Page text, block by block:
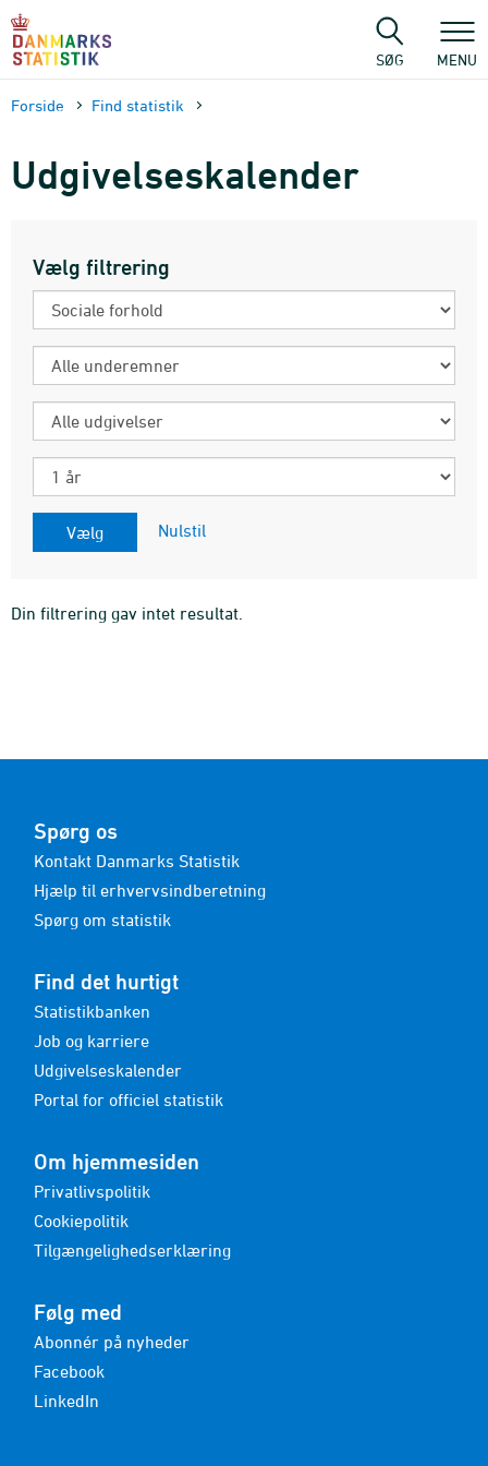
sidens
SØG MENU
Forside Find statistik
Udgivelseskalender
Vælg filtrering
Emnegruppe
Underemne
Udgivelsestype
Periode
Nulstil
Din filtrering gav intet resultat.
Spørg os
Kontakt Danmarks Statistik
Hjælp til erhvervsindberetning
Spørg om statistik
Find det hurtigt
Statistikbanken
Job og karriere
Udgivelseskalender
Portal for officiel statistik
Om hjemmesiden
Privatlivspolitik
Cookiepolitik
Tilgængelighedserklæring
Følg med
Abonnér på nyheder
Facebook
LinkedIn